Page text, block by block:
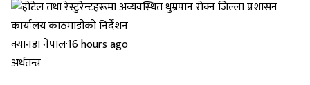
क्यानडा नेपाल·16 hours ago
अर्थतन्त्र